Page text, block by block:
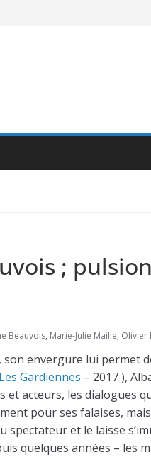
;
Beauvois, Marie-Julie Maille, Olivier
envergure lui permet
Les Gardiennes – 2017 ),
et acteurs, les dialogues
pour ses falaises,
spectateur et le laisse
quelques années – les